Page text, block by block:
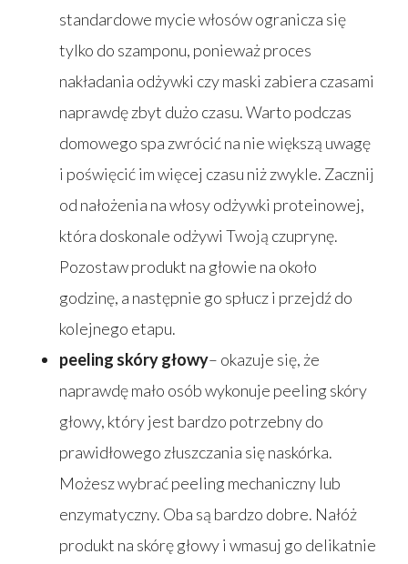
standardowe mycie włosów ogranicza się
tylko do szamponu, ponieważ proces
nakładania odżywki czy maski zabiera czasami
naprawdę zbyt dużo czasu. Warto podczas
domowego spa zwrócić na nie większą uwagę
i poświęcić im więcej czasu niż zwykle. Zacznij
od nałożenia na włosy odżywki proteinowej,
która doskonale odżywi Twoją czuprynę.
Pozostaw produkt na głowie na około
godzinę, a następnie go spłucz i przejdź do
kolejnego etapu.
peeling skóry głowy– okazuje się, że
naprawdę mało osób wykonuje peeling skóry
głowy, który jest bardzo potrzebny do
prawidłowego złuszczania się naskórka.
Możesz wybrać peeling mechaniczny lub
enzymatyczny. Oba są bardzo dobre. Nałóż
produkt na skórę głowy i wmasuj go delikatnie